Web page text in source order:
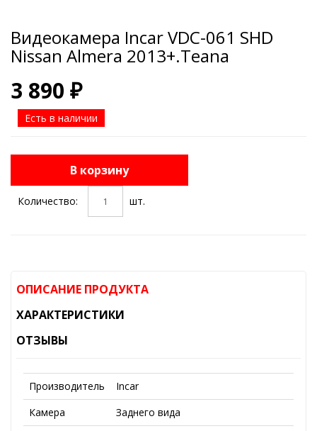
Видеокамера Incar VDC-061 SHD
Nissan Almera 2013+.Teana
3 890 ₽
Есть в наличии
В корзину
Количество: шт.
ОПИСАНИЕ ПРОДУКТА
ХАРАКТЕРИСТИКИ
ОТЗЫВЫ
Производитель
Incar
Камера
Заднего вида